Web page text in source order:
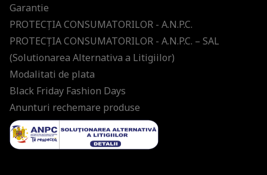
Garantie
PROTECŢIA CONSUMATORILOR - A.N.P.C.
PROTECŢIA CONSUMATORILOR - A.N.P.C. – SAL
(Solutionarea Alternativa a Litigiilor)
Modalitati de plata
Black Friday Fashion Days
Anunturi rechemare produse